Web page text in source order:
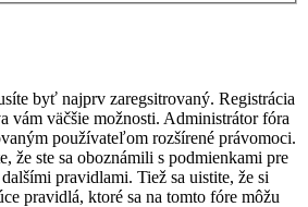
byť najprv zaregsitrovaný. Registrácia
vám väčšie možnosti. Administrátor fóra
používateľom rozšírené právomoci.
že ste sa oboznámili s podmienkami pre
pravidlami. Tiež sa uistite, že si
pravidlá, ktoré sa na tomto fóre môžu